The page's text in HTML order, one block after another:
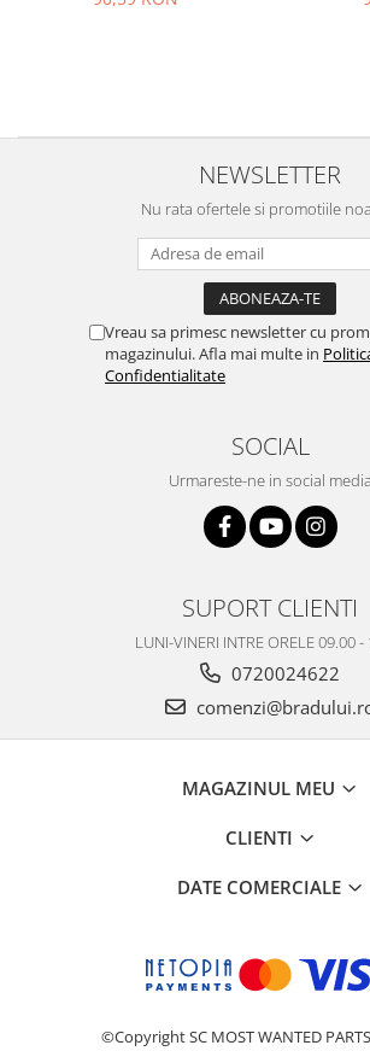
NEWSLETTER
Nu rata ofertele si promotiile
Vreau sa primesc newsletter cu
magazinului. Afla mai multe in
Confidentialitate
SOCIAL
Urmareste-ne in social media
SUPORT CLIENTI
LUNI-VINERI INTRE ORELE 09.00 -
0720024622
MAGAZINUL MEU
CLIENTI
DATE COMERCIALE
©Copyright SC MOST WANTED